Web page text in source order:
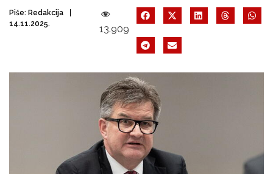
Piše: Redakcija
14.11.2025.
13.909